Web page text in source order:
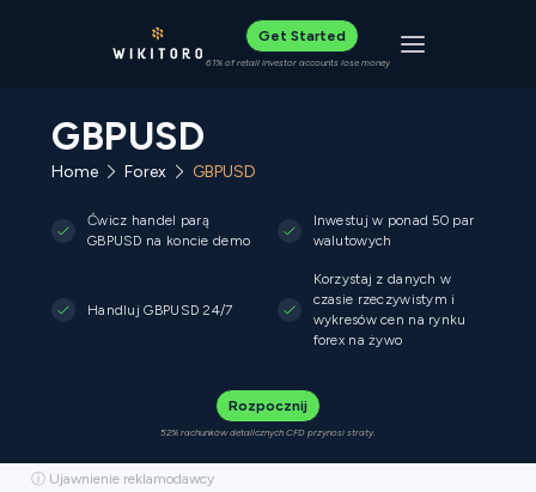
Get Started
61% of retail investor accounts lose money Toggle
GBPUSD
Home Forex GBPUSD
Ćwicz handel parą
GBPUSD na koncie demo
Inwestuj w ponad 50 par
walutowych
Handluj GBPUSD 24/7
Korzystaj z danych w
czasie rzeczywistym i
wykresów cen na rynku
forex na żywo
Rozpocznij
52% rachunków detalicznych CFD przynosi straty.
ⓘ Ujawnienie reklamodawcy